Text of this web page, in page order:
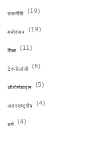
राजनीति (19)
मनोरंजन (19)
शिक्षा (11)
टेक्नोलॉजी (6)
ऑटोमोबाइल (5)
अंतरराष्ट्रीय (4)
धर्म (4)